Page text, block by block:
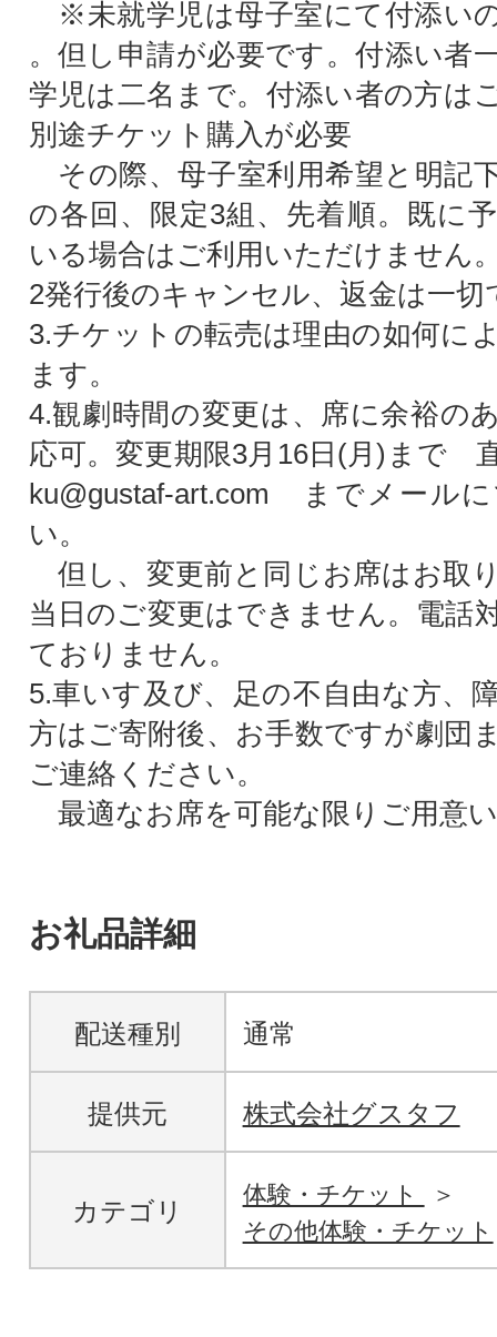
※未就学児は母子室にて付添い
。但し申請が必要です。付添い者
学児は二名まで。付添い者の方は
別途チケット購入が必要
その際、母子室利用希望と明記
の各回、限定3組、先着順。既に
いる場合はご利用いただけません
2発行後のキャンセル、返金は一切
3.チケットの転売は理由の如何に
ます。
4.観劇時間の変更は、席に余裕の
応可。変更期限3月16日(月)まで
ku@gustaf-art.com までメール
い。
但し、変更前と同じお席はお取
当日のご変更はできません。電話
ておりません。
5.車いす及び、足の不自由な方、
方はご寄附後、お手数ですが劇団
ご連絡ください。
最適なお席を可能な限りご用意
お礼品詳細
配送種別 通常
提供元 株式会社グスタフ
カテゴリ
体験・チケット
その他体験・チケット